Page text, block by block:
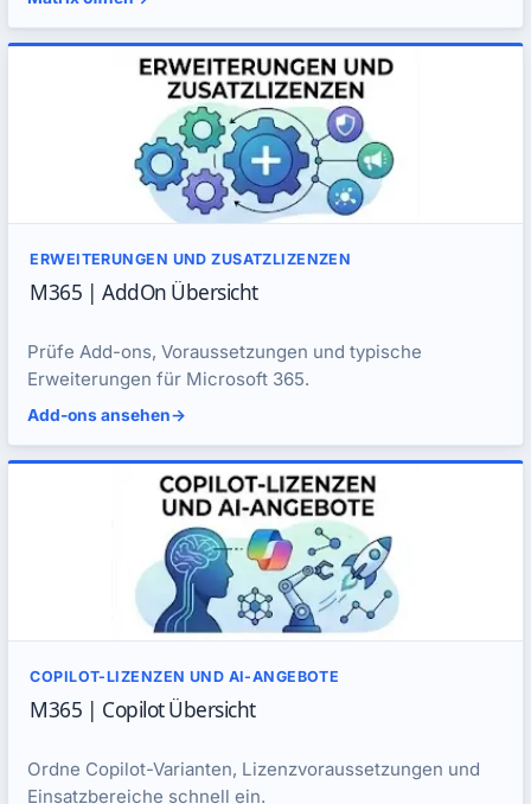
ERWEITERUNGEN UND ZUSATZLIZENZEN
M365 | AddOn Übersicht
Prüfe Add-ons, Voraussetzungen und typische
Erweiterungen für Microsoft 365.
Add-ons ansehen->
COPILOT-LIZENZEN UND AI-ANGEBOTE
M365 | Copilot Übersicht
Ordne Copilot-Varianten, Lizenzvoraussetzungen und
Einsatzbereiche schnell ein.